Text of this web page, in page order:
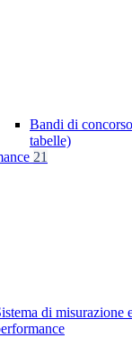
Bandi di
tabelle)
21
di misurazione